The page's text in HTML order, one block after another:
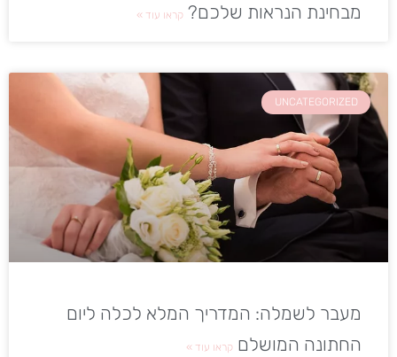
מבחינת הנראות שלכם? קראו עוד »
UNCATEGORIZED
מעבר לשמלה: המדריך המלא לכלה ליום
החתונה המושלם קראו עוד »